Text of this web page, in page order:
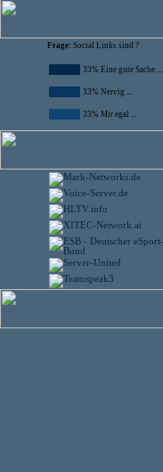
Frage: Social Links sind ?
33% Eine gute Sache ...
33% Nervig ...
33% Mir egal ...